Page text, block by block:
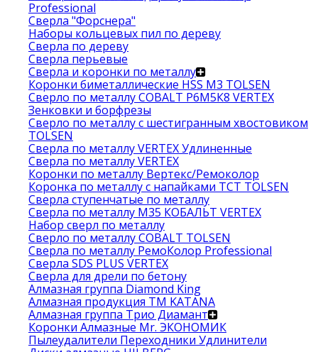
Professional
Сверла "Форснера"
Наборы кольцевых пил по дереву
Сверла по дереву
Сверла перьевые
Сверла и коронки по металлу
Коронки биметаллические HSS M3 TOLSEN
Сверло по металлу COBALT Р6М5К8 VERTEX
Зенковки и борфрезы
Сверло по металлу с шестигранным хвостовиком
TOLSEN
Сверла по металлу VERTEX Удлиненные
Сверла по металлу VERTEX
Коронки по металлу Вертекс/Ремоколор
Коронка по металлу с напайками TCT TOLSEN
Сверла ступенчатые по металлу
Сверла по металлу М35 КОБАЛЬТ VERTEX
Набор сверл по металлу
Сверло по металлу COBALT TOLSEN
Сверла по металлу РемоКолор Professional
Сверла SDS PLUS VERTEX
Сверла для дрели по бетону
Алмазная группа Diamond King
Алмазная продукция ТМ KATANA
Алмазная группа Трио Диамант
Коронки Алмазные Mr. ЭКОНОМИК
Пылеудалители Переходники Удлинители